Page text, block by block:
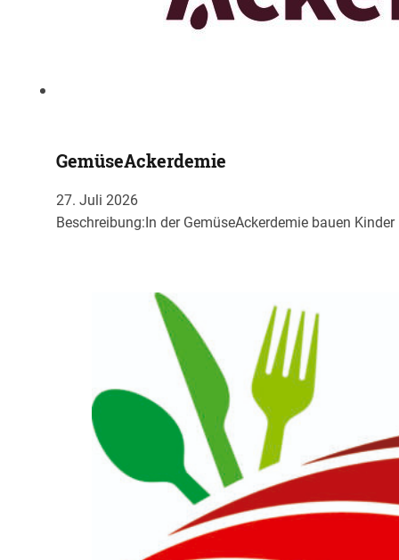
GemüseAckerdemie
27. Juli 2026
Beschreibung:In der GemüseAckerdemie bauen